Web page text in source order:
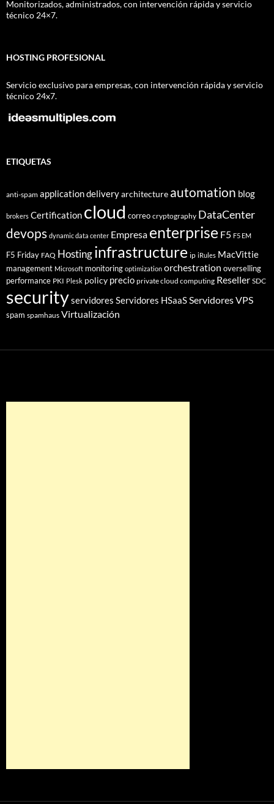
Monitorizados, administrados, con intervención rápida y servicio
técnico 24×7.
HOSTING PROFESIONAL
Servicio exclusivo para empresas, con intervención rápida y servicio
técnico 24x7.
ETIQUETAS
anti-spam application deliveryarchitecture automation blog
brokers Certification cloud correo cryptography DataCenter
devops dynamic data center Empresa enterprise F5 F5 EM
F5 Friday FAQ Hostinginfrastructure ip iRules MacVittie
management Microsoft monitoring optimization orchestration overselling
performance PKI Plesk policy precio private cloud computing Reseller SDC
securityservidores Servidores HSaaSServidores VPS
spam spamhaus Virtualización